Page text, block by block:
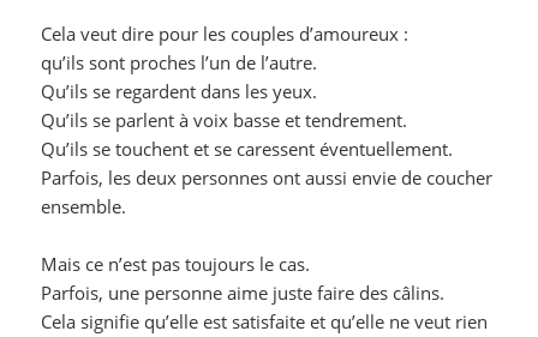
Cela veut dire pour les couples d’amoureux :
qu’ils sont proches l’un de l’autre.
Qu’ils se regardent dans les yeux.
Qu’ils se parlent à voix basse et tendrement.
Qu’ils se touchent et se caressent éventuellement.
Parfois, les deux personnes ont aussi envie de coucher
ensemble.
Mais ce n’est pas toujours le cas.
Parfois, une personne aime juste faire des câlins.
Cela signifie qu’elle est satisfaite et qu’elle ne veut rien